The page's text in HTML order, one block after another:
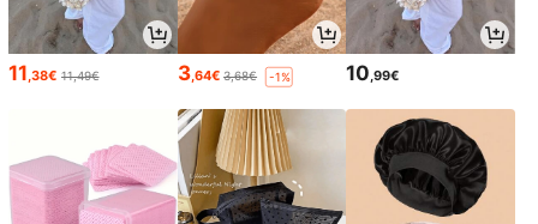
11,38€ 11,49€ 3,64€ 3,68€ -1% 10,99€